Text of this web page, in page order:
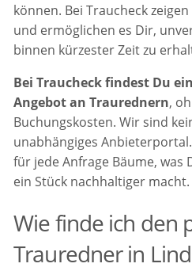
können. Bei Traucheck
und ermöglichen es Dir,
binnen kürzester Zeit zu
Bei Traucheck findest Du
Angebot an Traurednern,
Buchungskosten. Wir sind
unabhängiges
für jede Anfrage Bäume, was
ein Stück nachhaltiger macht.
Wie finde ich den
Trauredner in